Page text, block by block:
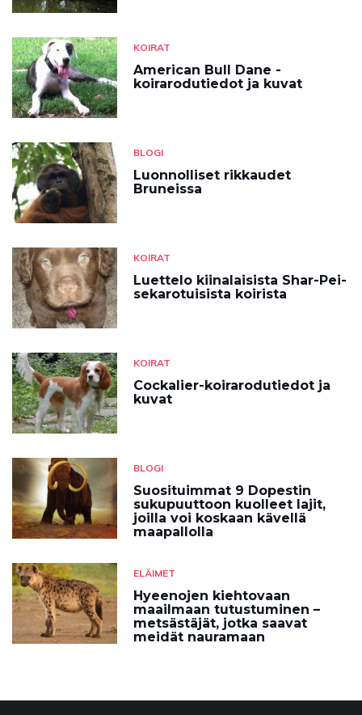
KOIRAT
American Bull Dane -
koirarodutiedot ja kuvat
BLOGI
Luonnolliset rikkaudet
Bruneissa
KOIRAT
Luettelo kiinalaisista Shar-Pei-
sekarotuisista koirista
KOIRAT
Cockalier-koirarodutiedot ja
kuvat
BLOGI
Suosituimmat 9 Dopestin
sukupuuttoon kuolleet lajit,
joilla voi koskaan kävellä
maapallolla
ELÄIMET
Hyeenojen kiehtovaan
maailmaan tutustuminen –
metsästäjät, jotka saavat
meidät nauramaan